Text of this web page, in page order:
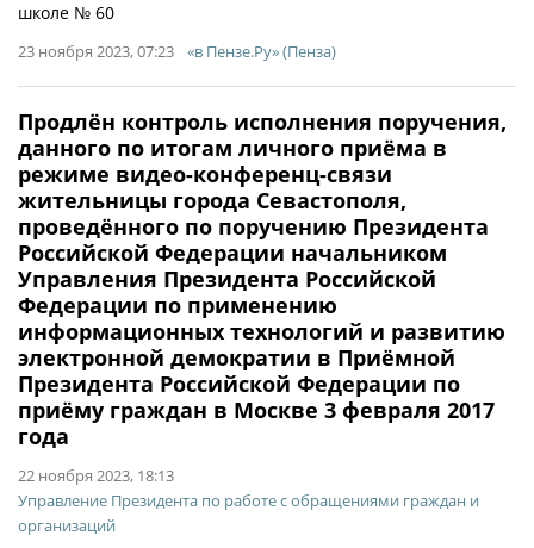
школе № 60
23 ноября 2023, 07:23 «в Пензе.Ру» (Пенза)
Продлён контроль исполнения поручения,
данного по итогам личного приёма в
режиме видео-конференц-связи
жительницы города Севастополя,
проведённого по поручению Президента
Российской Федерации начальником
Управления Президента Российской
Федерации по применению
информационных технологий и развитию
электронной демократии в Приёмной
Президента Российской Федерации по
приёму граждан в Москве 3 февраля 2017
года
22 ноября 2023, 18:13
Управление Президента по работе с обращениями граждан и
организаций